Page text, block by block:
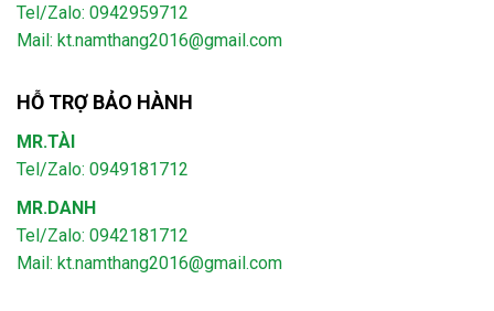
Tel/Zalo: 0942959712
Mail: kt.namthang2016@gmail.com
HỖ TRỢ BẢO HÀNH
MR.TÀI
Tel/Zalo: 0949181712
MR.DANH
Tel/Zalo: 0942181712
Mail: kt.namthang2016@gmail.com